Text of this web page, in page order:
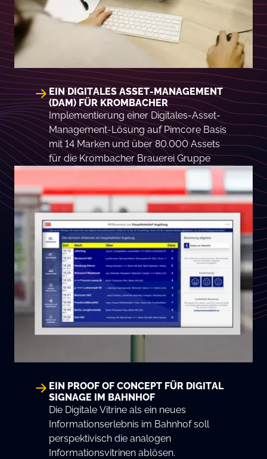
EIN DIGITALES ASSET-MANAGEMENT
(DAM) FÜR KROMBACHER
Implementierung einer Digitales-Asset-
Management-Lösung auf Pimcore Basis
mit 14 Marken und über 80.000 Assets
für die Krombacher Brauerei Gruppe
EIN PROOF OF CONCEPT FÜR DIGITAL
SIGNAGE IM BAHNHOF
Die Digitale Vitrine als ein neues
Informationserlebnis im Bahnhof soll
perspektivisch die analogen
Informationsvitrinen ablösen.